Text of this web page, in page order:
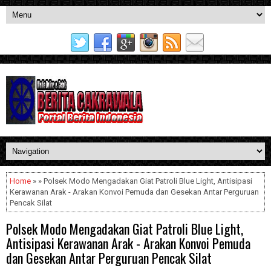
Home » » Polsek Modo Mengadakan Giat Patroli Blue Light, Antisipasi
Kerawanan Arak - Arakan Konvoi Pemuda dan Gesekan Antar Perguruan
Pencak Silat
Polsek Modo Mengadakan Giat Patroli Blue Light,
Antisipasi Kerawanan Arak - Arakan Konvoi Pemuda
dan Gesekan Antar Perguruan Pencak Silat